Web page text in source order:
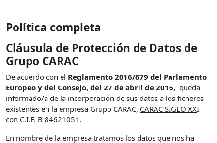
Política completa
Cláusula de Protección de Datos de
Grupo CARAC
De acuerdo con el Reglamento 2016/679 del Parlamento
Europeo y del Consejo, del 27 de abril de 2016, queda
informado/a de la incorporación de sus datos a los ficheros
existentes en la empresa Grupo CARAC, CARAC SIGLO XXI
con C.I.F. B 84621051.
En nombre de la empresa tratamos los datos que nos ha